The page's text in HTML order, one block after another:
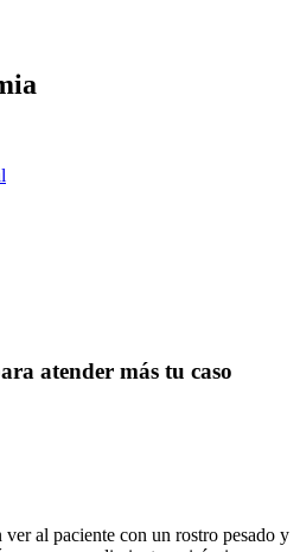
atender más tu caso
al paciente con un rostro pesado y